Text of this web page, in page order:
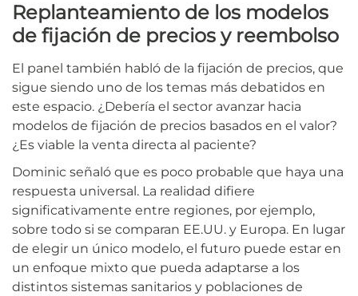
Replanteamiento de los modelos
de fijación de precios y reembolso
El panel también habló de la fijación de precios, que
sigue siendo uno de los temas más debatidos en
este espacio. ¿Debería el sector avanzar hacia
modelos de fijación de precios basados en el valor?
¿Es viable la venta directa al paciente?
Dominic señaló que es poco probable que haya una
respuesta universal. La realidad difiere
significativamente entre regiones, por ejemplo,
sobre todo si se comparan EE.UU. y Europa. En lugar
de elegir un único modelo, el futuro puede estar en
un enfoque mixto que pueda adaptarse a los
distintos sistemas sanitarios y poblaciones de